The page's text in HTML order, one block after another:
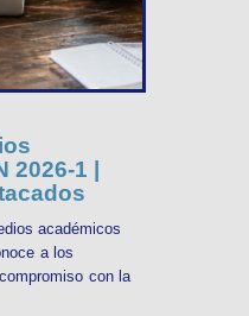
1 |
académicos
a los
con la